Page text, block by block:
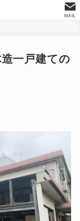
MAIL
一戸建ての